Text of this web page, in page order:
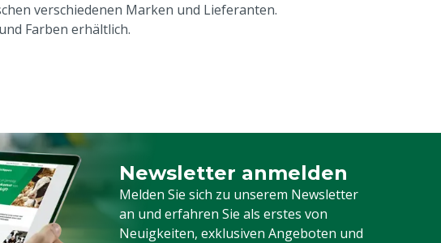
verschiedenen Marken und Lieferanten.
Farben erhältlich.
Newsletter anmelden
Melden Sie sich zu unserem Newsletter
an und erfahren Sie als erstes von
Neuigkeiten, exklusiven Angeboten und
Melden Sie sich für unseren Newsletter